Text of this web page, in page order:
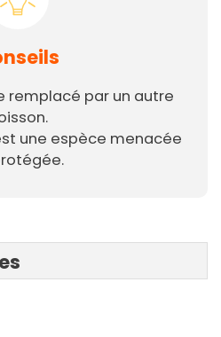
remplacé par un autre
une espèce menacée